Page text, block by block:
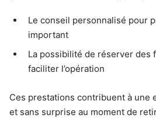
Le conseil personnalisé pour
important
La possibilité de réserver des
faciliter l’opération
Ces prestations contribuent à une
et sans surprise au moment de